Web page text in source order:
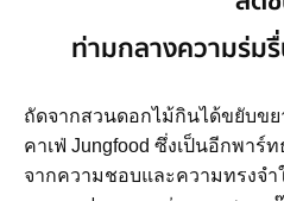
ท่ามกลางความร่ม
ถัดจากสวนดอกไม้กินได้ขยับขย
คาเฟ่ Jungfood ซึ่งเป็นอีกพา
จากความชอบและความทรงจำ